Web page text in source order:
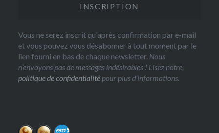
Vous ne serez inscrit qu'après confirmation par e-mail
et vous pouvez vous désabonner à tout moment par le
lien fourni en bas de chaque newsletter. Nous
n’envoyons pas de messages indésirables ! Lisez notre
politique de confidentialité pour plus d’informations.